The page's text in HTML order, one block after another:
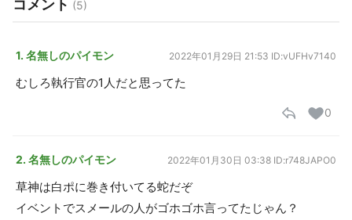
コメント (5)
1. 名無しのパイモン 2022年01月29日 21:53 ID:vUFHv7140
むしろ執行官の1人だと思ってた
0
2. 名無しのパイモン 2022年01月30日 03:38 ID:r748JAPO0
草神は白ポに巻き付いてる蛇だぞ
イベントでスメールの人がゴホゴホ言ってたじゃん？